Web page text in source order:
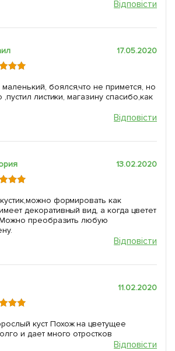
Відповісти
17.05.2020
боялся,что не примется, но
листики, магазину спасибо,как
Відповісти
13.02.2020
формировать как
декоративный вид, а когда цветет
Можно преобразить любую
Відповісти
11.02.2020
куст Похож на цветущее
и дает много отростков
Відповісти